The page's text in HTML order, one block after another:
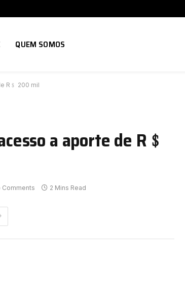
QUEM SOMOS
R﹩ 200 mil
a aporte de R﹩
Comments 2 Mins Read